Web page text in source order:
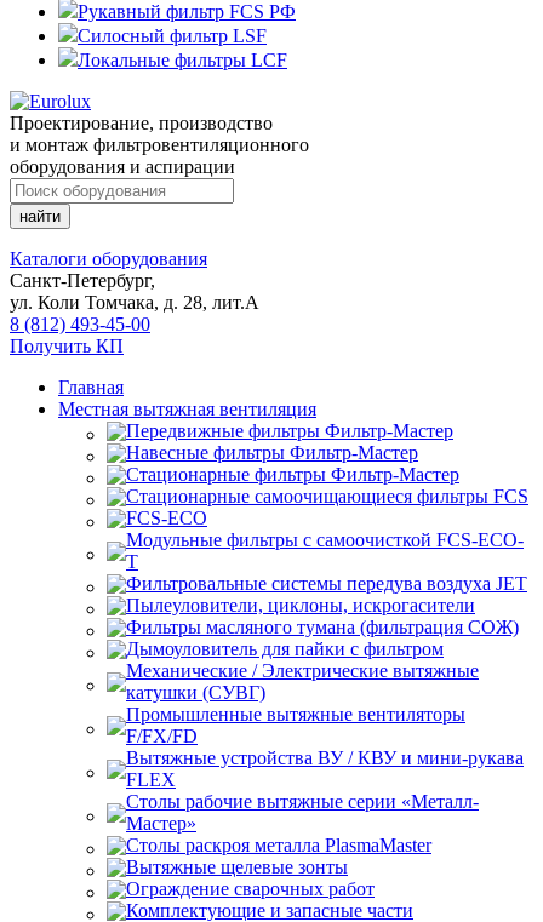
Рукавный фильтр FCS РФ
Силосный фильтр LSF
Локальные фильтры LCF
Проектирование, производство
и монтаж фильтровентиляционного
оборудования и аспирации
Каталоги оборудования
Санкт-Петербург,
ул. Коли Томчака, д. 28, лит.А
8 (812) 493-45-00
Получить КП
Главная
Местная вытяжная вентиляция
Передвижные
Навесные
Стационарные
Стационарные самоочищающиеся
FCS
FCS-ECO
Модульные
с самоочисткой FCS-ECO-
T
Фильтровальные системы передува воздуха JET
Пылеуловители, циклоны, искрогасители
Фильтры масляного тумана (фильтрация СОЖ)
Дымоуловитель для пайки с фильтром
Механические / Электрические вытяжные
катушки (СУВГ)
Промышленные вытяжные вентиляторы
F/FX/FD
Вытяжные устройства ВУ / КВУ и мини-рукава
FLEX
Столы рабочие вытяжные серии «Металл-
Мастер»
Столы раскроя металла PlasmaMaster
Вытяжные щелевые зонты
Ограждение сварочных работ
Комплектующие и запасные части